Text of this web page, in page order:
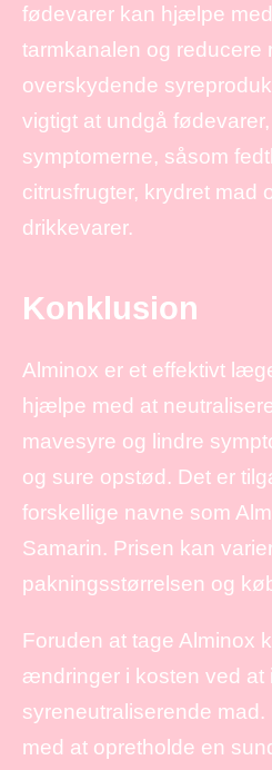
fødevarer kan hjælpe
tarmkanalen og reducere
overskydende
vigtigt at undgå
symptomerne, såsom
citrusfrugter, krydret mad
drikkevarer.
Konklusion
Alminox er et effektivt
hjælpe med at
mavesyre og lindre
og sure opstød. Det er
forskellige navne som
Samarin. Prisen kan
pakningsstørrelsen og
Foruden at tage Alminox
ændringer i kosten ved at
syreneutraliserende
med at opretholde en